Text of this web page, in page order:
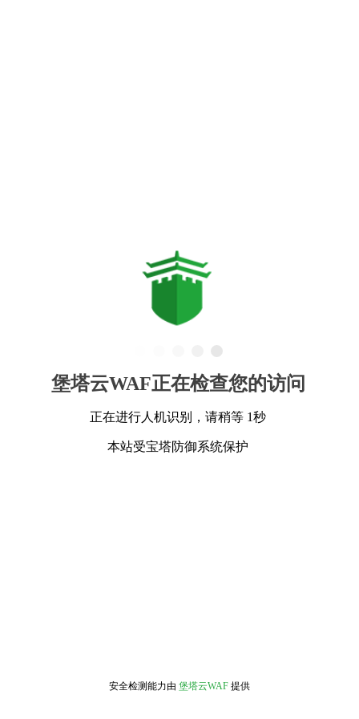
堡塔云WAF正在检查您的访问
正在进行人机识别，请稍等 1秒
本站受宝塔防御系统保护
安全检测能力由 堡塔云WAF 提供